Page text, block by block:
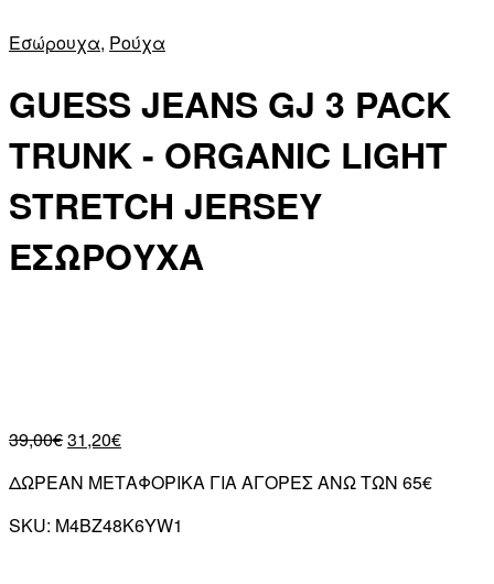
Εσώρουχα, Ρούχα
GUESS JEANS GJ 3 PACK
TRUNK - ORGANIC LIGHT
STRETCH JERSEY
ΕΣΩΡΟΥΧΑ
39,00€31,20€
ΔΩΡΕΑΝ ΜΕΤΑΦΟΡΙΚΑ ΓΙΑ ΑΓΟΡΕΣ ΑΝΩ ΤΩΝ 65€
SKU: M4BZ48K6YW1